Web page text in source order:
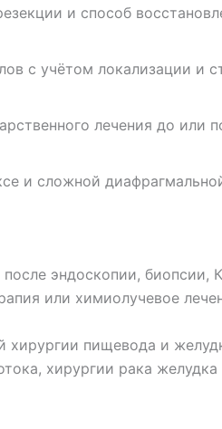
и способ
с учётом локализации и
лечения до или
и сложной
эндоскопии, биопсии,
или химиолучевое
пищевода и
хирургии рака